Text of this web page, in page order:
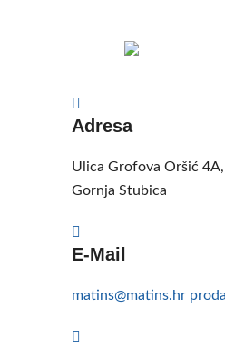
Adresa
Ulica Grofova Oršić
Gornja Stubica
E-Mail
matins@matins.hr